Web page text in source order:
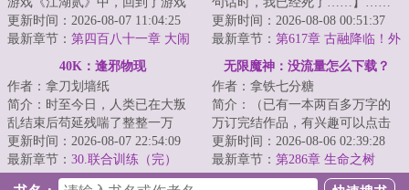
刚开服时，成了新手村一个背景
板NPC。当陈渊...
更新时间：2026-08-07 11:04:25
最新章节： 第四百八十一章 大闹
寿宴，血流成河
一朝穿越，命如草芥，睁眼便是
两军对垒的生死...
更新时间：2026-08-08 00:51:37
最新章节： 第617章 古融降临！外
海援兵！
40K：逢邪物现
作者：拿刀划墙纸
简介：时至今日，人类已在大叛
乱结束后苟延残喘了整整一万
年。新生儿不再学习曾经的历
史，过往的英雄如今...
更新时间：2026-08-07 22:54:09
最新章节： 30.联合训练（完）
无限魔神：没流量怎么下载？
作者：拿铁七分糖
简介：（已有一本两百多万字的
万订完结作品，有兴趣可以点击
主页）这是一个表面普通的世
界，与前世并无不...
更新时间：2026-08-06 02:39:28
最新章节： 第286章 生命之树
【三】